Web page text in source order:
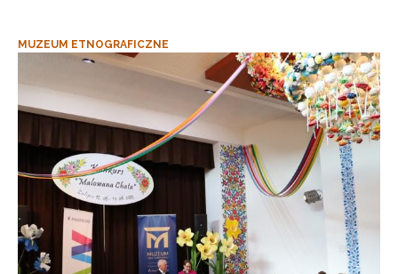
MUZEUM ETNOGRAFICZNE